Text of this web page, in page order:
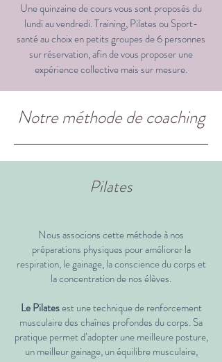
Une quinzaine de cours vous sont proposés du
lundi au vendredi. Training, Pilates ou Sport-
santé au choix en petits groupes de 6 personnes
sur réservation, afin de vous proposer une
expérience collective mais sur mesure.
Notre méthode de coaching
Pilates
Nous associons cette méthode à nos
préparations physiques pour améliorer la
respiration, le gainage, la conscience du corps et
la concentration de nos élèves.
Le Pilatesest une technique de renforcement
musculaire des chaînes profondes du corps. Sa
pratique permet d’adopter une meilleure posture,
un meilleur gainage, un équilibre musculaire,